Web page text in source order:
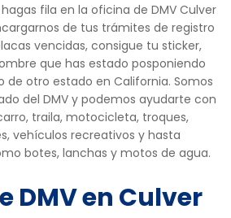
fila en la oficina de DMV Culver
de tus trámites de registro
vencidas, consigue tu sticker,
que has estado posponiendo
de otro estado en California. Somos
del DMV y podemos ayudarte con
traila, motocicleta, troques,
vehículos recreativos y hasta
botes, lanchas y motos de agua.
DMV en Culver